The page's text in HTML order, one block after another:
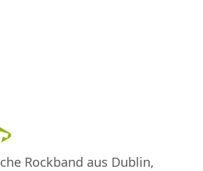
Rockband aus Dublin,